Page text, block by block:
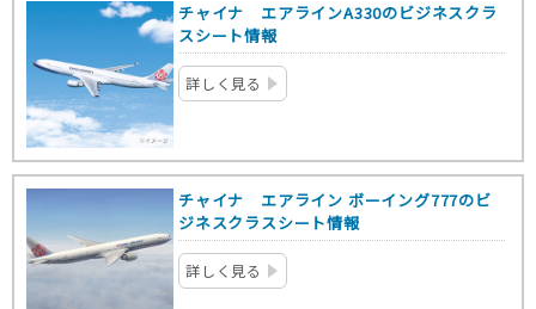
チャイナ エアラインA330のビジネスクラ
スシート情報
詳しく見る
チャイナ エアライン ボーイング777のビ
ジネスクラスシート情報
詳しく見る